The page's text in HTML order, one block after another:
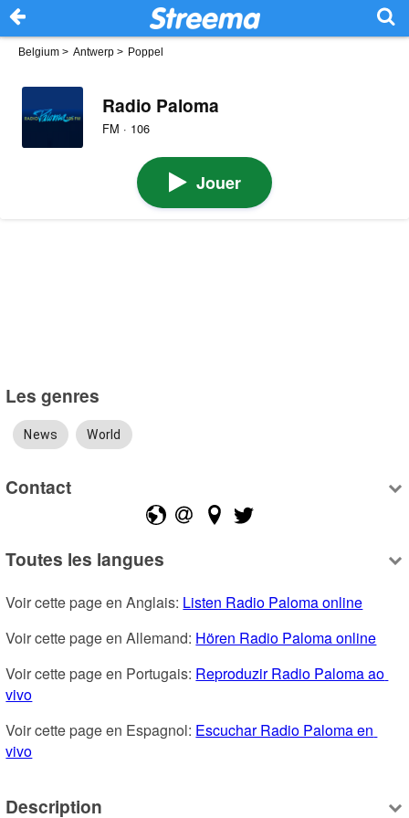
Belgium > Antwerp > Poppel
Radio Paloma
FM · 106
Jouer
Les genres
News World
Contact
Toutes les langues
Voir cette page en Anglais: Listen Radio Paloma online
Voir cette page en Allemand: Hören Radio Paloma online
Voir cette page en Portugais: Reproduzir Radio Paloma ao
vivo
Voir cette page en Espagnol: Escuchar Radio Paloma en
vivo
Description